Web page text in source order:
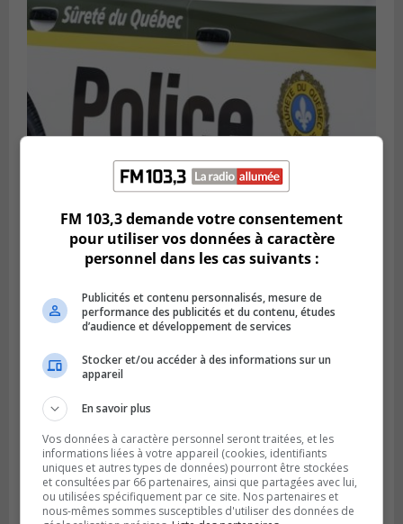
Publié le 6 août 2026 à 05h39
La grenade du camping du lac Cristal était
inoffensive
Publié le 5 août 2026 à 09h42
La SQ lance un appel à la population pour
FM 103,3 demande votre consentement
pour utiliser vos données à caractère
personnel dans les cas suivants :
Publicités et contenu personnalisés, mesure de
performance des publicités et du contenu, études
d’audience et développement de services
Stocker et/ou accéder à des informations sur un
appareil
En savoir plus
Vos données à caractère personnel seront traitées, et les
informations liées à votre appareil (cookies, identifiants
uniques et autres types de données) pourront être stockées
et consultées par 66 partenaires, ainsi que partagées avec lui,
ou utilisées spécifiquement par ce site. Nos partenaires et
nous-mêmes sommes susceptibles d'utiliser des données de